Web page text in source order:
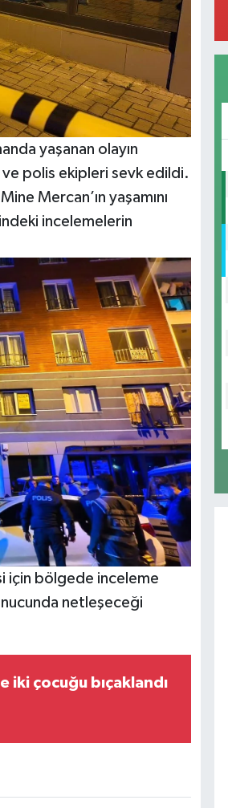
yaşanan olayın
ve polis ekipleri sevk edildi.
Mercan’ın yaşamını
incelemelerin
için bölgede inceleme
netleşeceği
iki çocuğu bıçaklandı